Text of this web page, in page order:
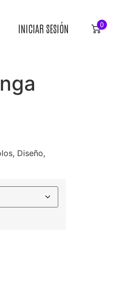
INICIAR SESIÓN 0
Diseño,